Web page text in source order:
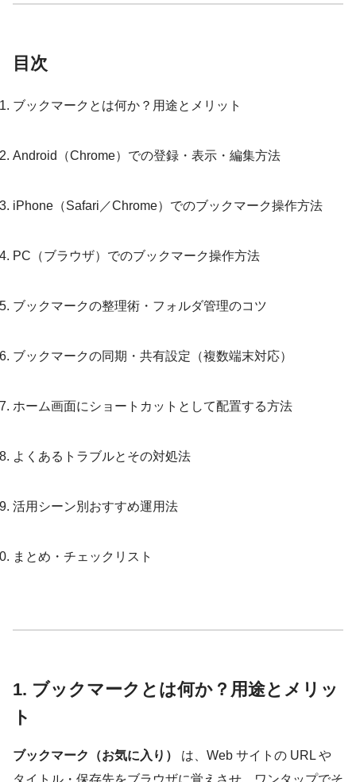
目次
ブックマークとは何か？用途とメリット
Android（Chrome）での登録・表示・編集方法
iPhone（Safari／Chrome）でのブックマーク操作方法
PC（ブラウザ）でのブックマーク操作方法
ブックマークの整理術・フォルダ管理のコツ
ブックマークの同期・共有設定（複数端末対応）
ホーム画面にショートカットとして配置する方法
よくあるトラブルとその対処法
活用シーン別おすすめ運用法
まとめ・チェックリスト
1. ブックマークとは何か？用途とメリッ
ト
ブックマーク（お気に入り）
は、Web サイトの URL や
タイトル・保存先をブラウザに覚えさせ、ワンタップでそ